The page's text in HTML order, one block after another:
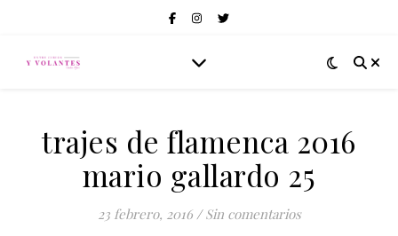
trajes de flamenca 2016
mario gallardo 25
23 febrero, 2016 / Sin comentarios